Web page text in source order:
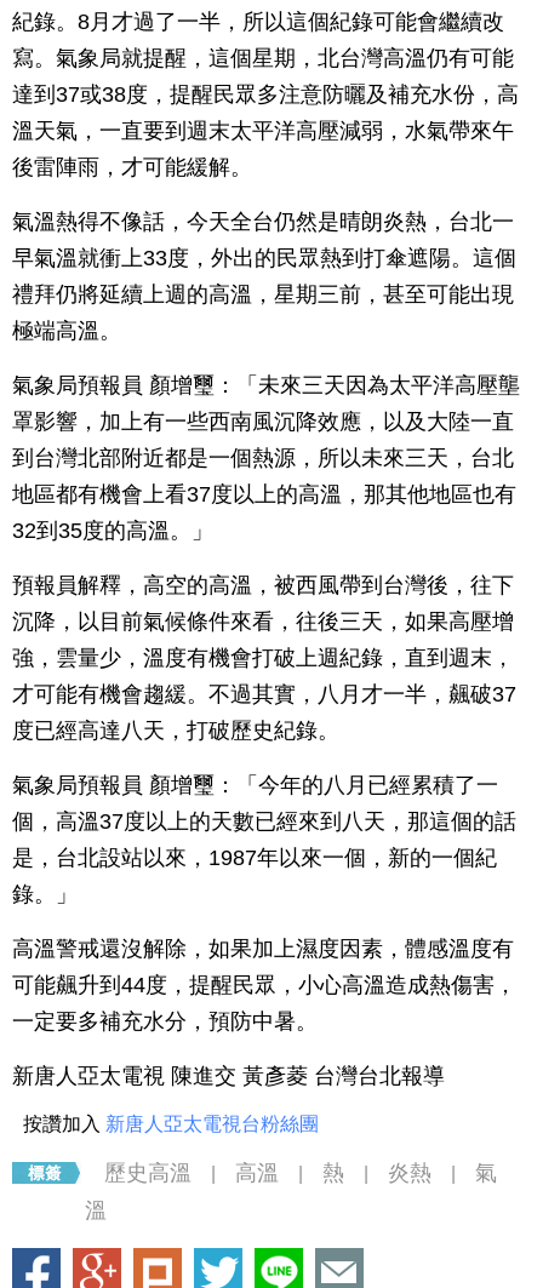
紀錄。8月才過了一半，所以這個紀錄可能會繼續改
寫。氣象局就提醒，這個星期，北台灣高溫仍有可能
達到37或38度，提醒民眾多注意防曬及補充水份，高
溫天氣，一直要到週末太平洋高壓減弱，水氣帶來午
後雷陣雨，才可能緩解。
氣溫熱得不像話，今天全台仍然是晴朗炎熱，台北一
早氣溫就衝上33度，外出的民眾熱到打傘遮陽。這個
禮拜仍將延續上週的高溫，星期三前，甚至可能出現
極端高溫。
氣象局預報員 顏增璽：「未來三天因為太平洋高壓壟
罩影響，加上有一些西南風沉降效應，以及大陸一直
到台灣北部附近都是一個熱源，所以未來三天，台北
地區都有機會上看37度以上的高溫，那其他地區也有
32到35度的高溫。」
預報員解釋，高空的高溫，被西風帶到台灣後，往下
沉降，以目前氣候條件來看，往後三天，如果高壓增
強，雲量少，溫度有機會打破上週紀錄，直到週末，
才可能有機會趨緩。不過其實，八月才一半，飆破37
度已經高達八天，打破歷史紀錄。
氣象局預報員 顏增璽：「今年的八月已經累積了一
個，高溫37度以上的天數已經來到八天，那這個的話
是，台北設站以來，1987年以來一個，新的一個紀
錄。」
高溫警戒還沒解除，如果加上濕度因素，體感溫度有
可能飆升到44度，提醒民眾，小心高溫造成熱傷害，
一定要多補充水分，預防中暑。
新唐人亞太電視 陳進交 黃彥菱 台灣台北報導
按讚加入 新唐人亞太電視台粉絲團
歷史高溫 高溫 熱 炎熱
氣
溫